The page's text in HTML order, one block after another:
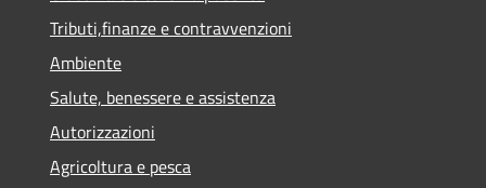
Tributi,finanze e contravvenzioni
Ambiente
Salute, benessere e assistenza
Autorizzazioni
Agricoltura e pesca